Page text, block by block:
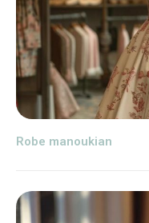
Robe manoukian